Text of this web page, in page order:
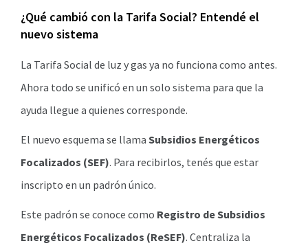
¿Qué cambió con la Tarifa Social? Entendé el
nuevo sistema
La Tarifa Social de luz y gas ya no funciona como antes.
Ahora todo se unificó en un solo sistema para que la
ayuda llegue a quienes corresponde.
El nuevo esquema se llama Subsidios Energéticos
Focalizados (SEF). Para recibirlos, tenés que estar
inscripto en un padrón único.
Este padrón se conoce como Registro de Subsidios
Energéticos Focalizados (ReSEF). Centraliza la